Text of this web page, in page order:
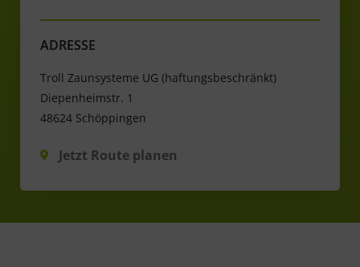
ADRESSE
Troll Zaunsysteme UG (haftungsbeschränkt)
Diepenheimstr. 1
48624 Schöppingen
Jetzt Route planen